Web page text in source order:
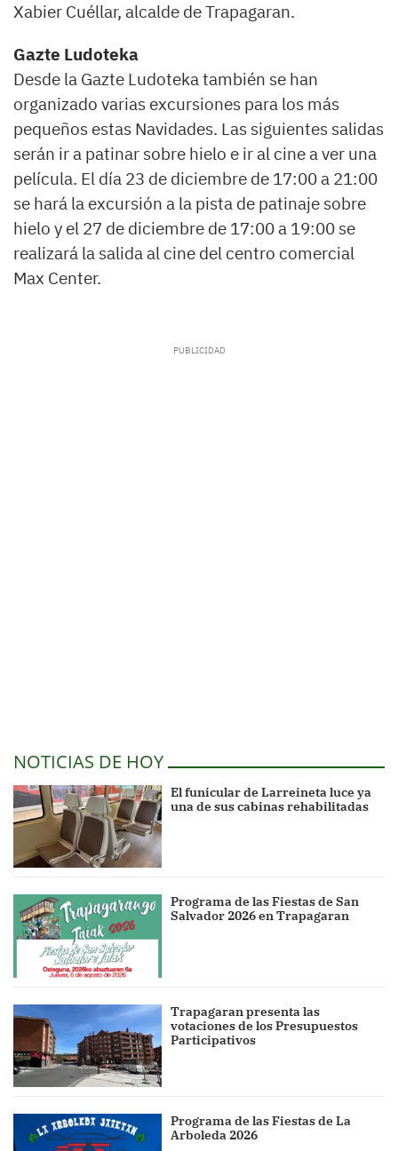
Xabier Cuéllar, alcalde de Trapagaran.
Gazte Ludoteka
Desde la Gazte Ludoteka también se han
organizado varias excursiones para los más
pequeños estas Navidades. Las siguientes salidas
serán ir a patinar sobre hielo e ir al cine a ver una
película. El día 23 de diciembre de 17:00 a 21:00
se hará la excursión a la pista de patinaje sobre
hielo y el 27 de diciembre de 17:00 a 19:00 se
realizará la salida al cine del centro comercial
Max Center.
NOTICIAS DE HOY
El funicular de Larreineta luce ya
una de sus cabinas rehabilitadas
Programa de las Fiestas de San
Salvador 2026 en Trapagaran
Trapagaran presenta las
votaciones de los Presupuestos
Participativos
Programa de las Fiestas de La
Arboleda 2026